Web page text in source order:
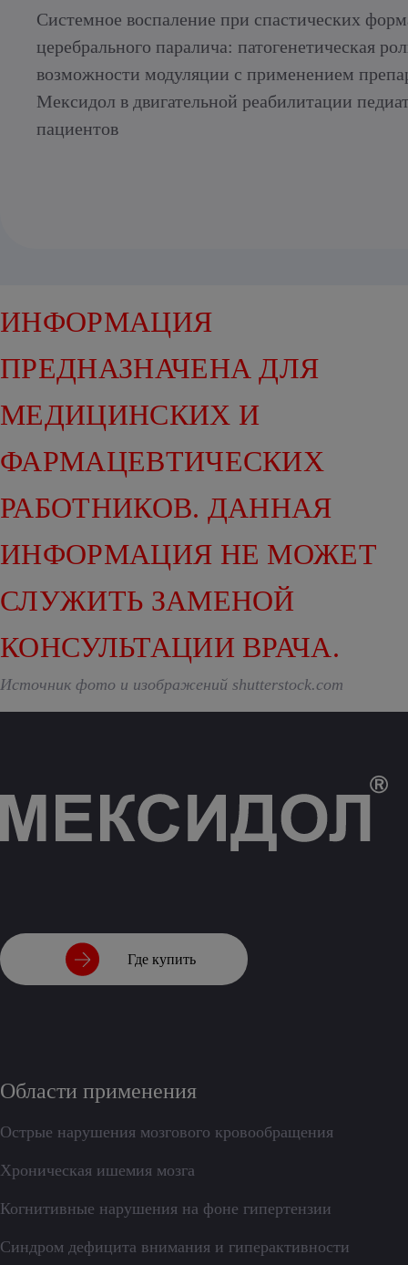
Системное воспаление при спастических
церебрального паралича: патогенетическая
возможности модуляции с применением
Мексидол в двигательной реабилитации
пациентов
ИНФОРМАЦИЯ
ПРЕДНАЗНАЧЕНА ДЛЯ
МЕДИЦИНСКИХ И
ФАРМАЦЕВТИЧЕСКИХ
РАБОТНИКОВ. ДАННАЯ
ИНФОРМАЦИЯ НЕ МОЖЕТ
СЛУЖИТЬ ЗАМЕНОЙ
КОНСУЛЬТАЦИИ ВРАЧА.
Источник фото и изображений shutterstock.com
Где купить
Области применения
Острые нарушения мозгового кровообращения
Хроническая ишемия мозга
Когнитивные нарушения на фоне гипертензии
Синдром дефицита внимания и гиперактивности